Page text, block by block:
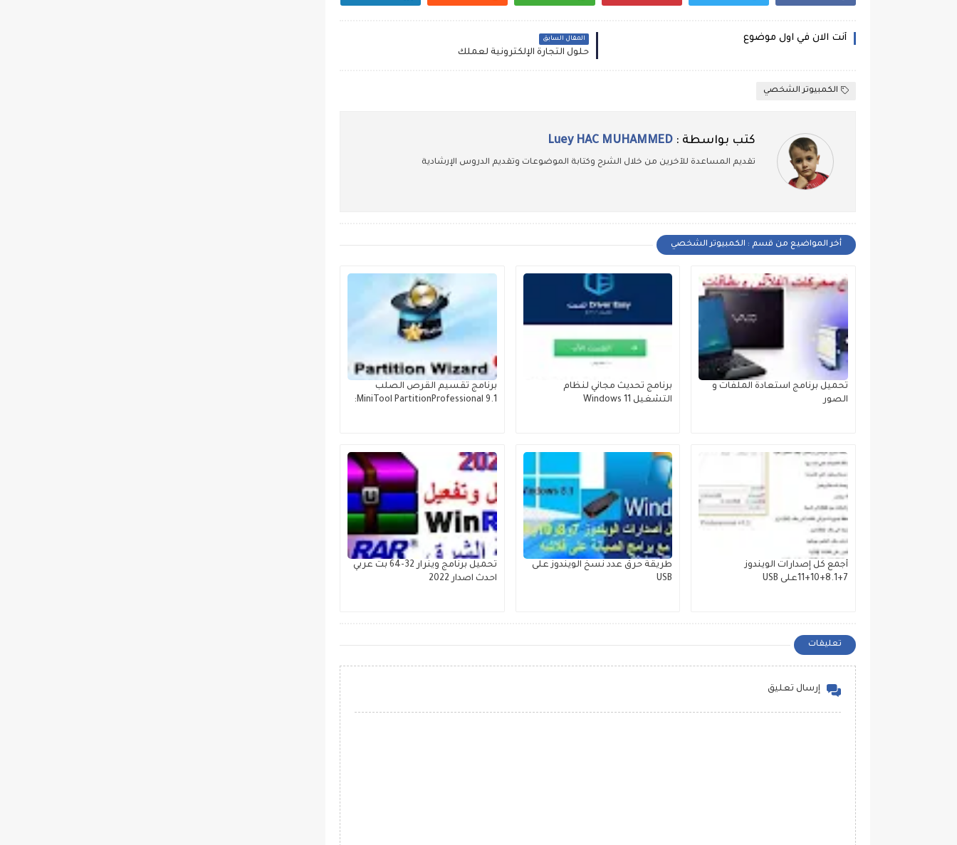
أنت الان في اول موضوع المقال السابق
حلول التجارة الإلكترونية لعملك
الكمبيوتر الشخصي
كتب بواسطة : Luey HAC MUHAMMED
تقديم المساعدة للآخرين من خلال الشرح وكتابة الموضوعات وتقديم الدروس الإرشادية
أخر المواضيع من قسم : الكمبيوتر الشخصي
تحميل برنامج استعادة الملفات و
الصور
برنامج تحديث مجاني لنظام
التشغيل Windows 11
برنامج تقسيم القرص الصلب
MiniTool PartitionProfessional 9.1:
أجمع كل إصدارات الويندوز
7+8.1+10+11على USB
طريقة حرق عدد نسخ الويندوز على
USB
تحميل برنامج وينرار 32-64 بت عربي
احدث اصدار 2022
تعليقات
إرسال تعليق